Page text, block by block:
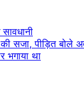
सजा, पीड़ित बोले
भगाया था